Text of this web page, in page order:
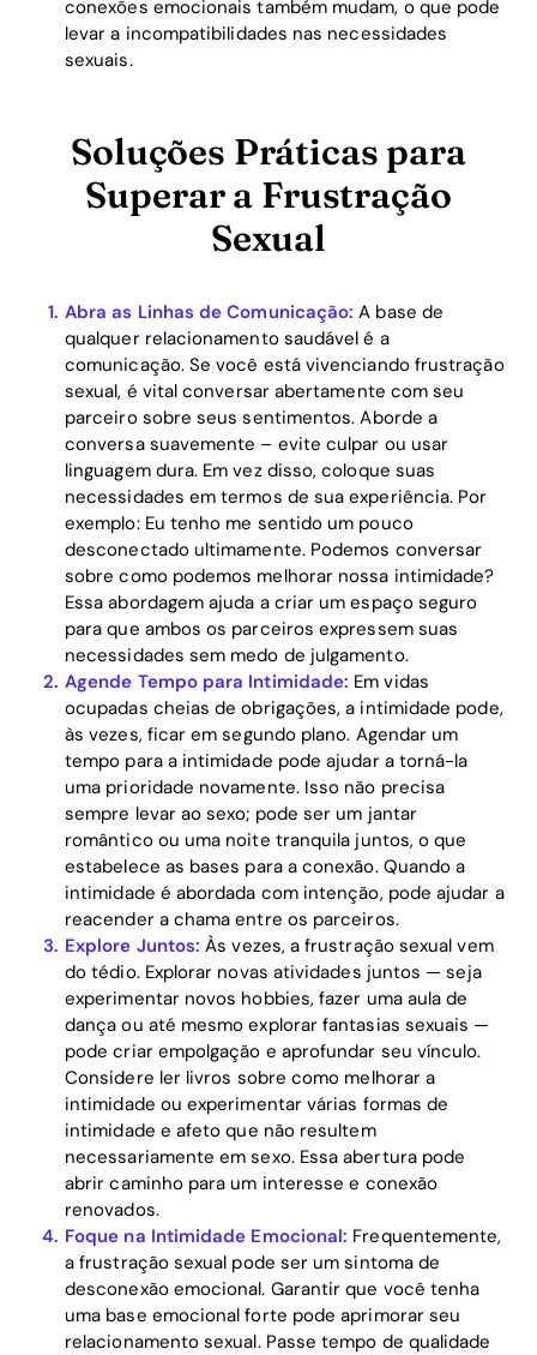
Home
Blog
Download
conexões emocionais também mudam, o que pode
levar a incompatibilidades nas necessidades
sexuais.
Soluções Práticas para
Superar a Frustração
Sexual
Abra as Linhas de Comunicação: A base de
qualquer relacionamento saudável é a
comunicação. Se você está vivenciando frustração
sexual, é vital conversar abertamente com seu
parceiro sobre seus sentimentos. Aborde a
conversa suavemente – evite culpar ou usar
linguagem dura. Em vez disso, coloque suas
necessidades em termos de sua experiência. Por
exemplo: Eu tenho me sentido um pouco
desconectado ultimamente. Podemos conversar
sobre como podemos melhorar nossa intimidade?
Essa abordagem ajuda a criar um espaço seguro
para que ambos os parceiros expressem suas
necessidades sem medo de julgamento.
Agende Tempo para Intimidade: Em vidas
ocupadas cheias de obrigações, a intimidade pode,
às vezes, ficar em segundo plano. Agendar um
tempo para a intimidade pode ajudar a torná-la
uma prioridade novamente. Isso não precisa
sempre levar ao sexo; pode ser um jantar
romântico ou uma noite tranquila juntos, o que
estabelece as bases para a conexão. Quando a
intimidade é abordada com intenção, pode ajudar a
reacender a chama entre os parceiros.
Explore Juntos: Às vezes, a frustração sexual vem
do tédio. Explorar novas atividades juntos — seja
experimentar novos hobbies, fazer uma aula de
dança ou até mesmo explorar fantasias sexuais —
pode criar empolgação e aprofundar seu vínculo.
Considere ler livros sobre como melhorar a
intimidade ou experimentar várias formas de
intimidade e afeto que não resultem
necessariamente em sexo. Essa abertura pode
abrir caminho para um interesse e conexão
renovados.
Foque na Intimidade Emocional: Frequentemente,
a frustração sexual pode ser um sintoma de
desconexão emocional. Garantir que você tenha
uma base emocional forte pode aprimorar seu
relacionamento sexual. Passe tempo de qualidade